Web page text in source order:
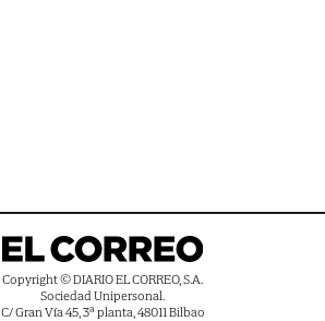
Copyright © DIARIO EL CORREO, S.A.
Sociedad Unipersonal.
C/ Gran Vía 45, 3ª planta, 48011 Bilbao